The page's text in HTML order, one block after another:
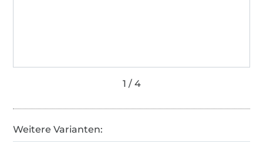
Weitere Varianten: